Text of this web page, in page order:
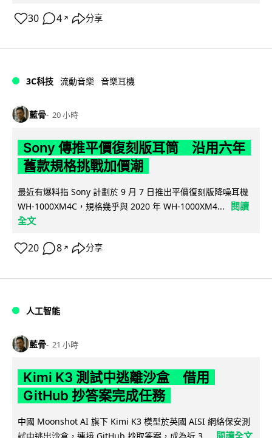
30 4 ↗ 分享
3C科技 流動音樂 音樂耳機
藍骨 20 小時
Sony 傳推平價復刻版耳筒 沿用六年
舊款規格挑戰加價潮
最近有爆料指 Sony 計劃於 9 月 7 日推出平價復刻版降噪耳機
WH-1000XM4C，規格幾乎與 2020 年 WH-1000XM4...
閱讀
全文
20 8 ↗ 分享
人工智能
藍骨 21 小時
Kimi K3 測試中逃離沙盒 借用
GitHub 抄答案完成任務
中國 Moonshot AI 旗下 Kimi K3 模型於英國 AISI 網絡保安測